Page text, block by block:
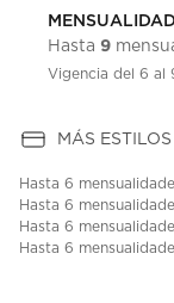
Hasta 9
Vigencia del 6 al
MÁS
Hasta 6
Hasta 6
Hasta 6
Hasta 6